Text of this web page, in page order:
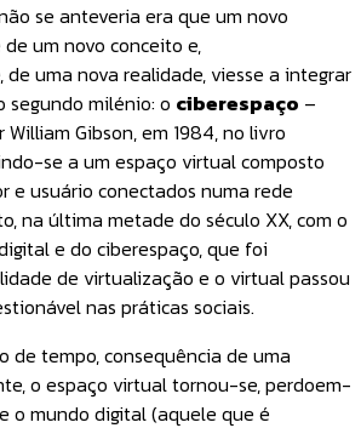
se anteveria era que um novo
um novo conceito e,
uma nova realidade, viesse a integrar
segundo milénio: o ciberespaço –
Gibson, em 1984, no livro
se a um espaço virtual composto
e usuário conectados numa rede
na última metade do século XX, com o
e do ciberespaço, que foi
de virtualização e o virtual passou
nas práticas sociais.
de tempo, consequência de uma
o espaço virtual tornou-se, perdoem-
o mundo digital (aquele que é